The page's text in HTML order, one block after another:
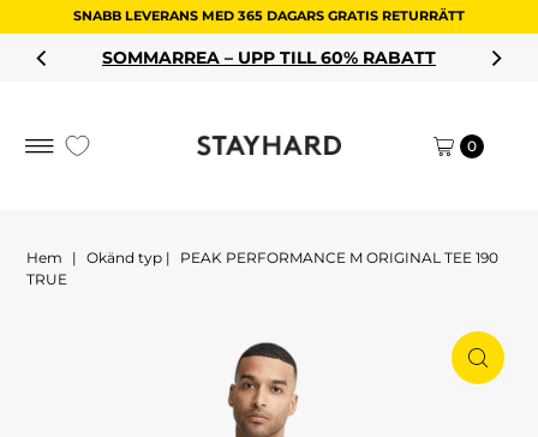
SNABB LEVERANS MED 365 DAGARS GRATIS RETURRÄTT
SOMMARREA – UPP TILL 60% RABATT
0
Hem | Okänd typ |
PEAK PERFORMANCE M ORIGINAL TEE 190
TRUE